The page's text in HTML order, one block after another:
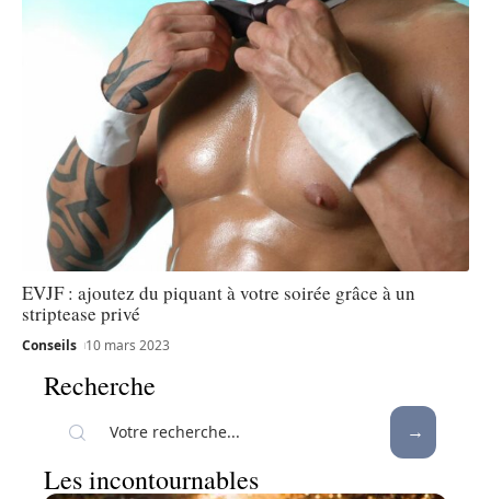
EVJF : ajoutez du piquant à votre soirée grâce à un
striptease privé
Conseils 10 mars 2023
Recherche
Les incontournables